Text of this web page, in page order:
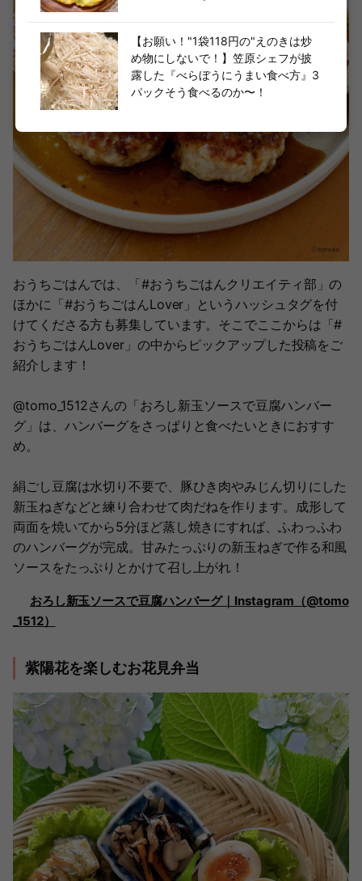
おうちごはんでは、「#おうちごはんクリエイティ部」の
ほかに「#おうちごはんLover」というハッシュタグを付
けてくださる方も募集しています。そこでここからは「#
おうちごはんLover」の中からピックアップした投稿をご
紹介します！
@tomo_1512さんの「おろし新玉ソースで豆腐ハンバー
グ」は、ハンバーグをさっぱりと食べたいときにおすす
め。
絹ごし豆腐は水切り不要で、豚ひき肉やみじん切りにした
新玉ねぎなどと練り合わせて肉だねを作ります。成形して
両面を焼いてから5分ほど蒸し焼きにすれば、ふわっふわ
のハンバーグが完成。甘みたっぷりの新玉ねぎで作る和風
ソースをたっぷりとかけて召し上がれ！
おろし新玉ソースで豆腐ハンバーグ｜Instagram（@tomo
_1512）
紫陽花を楽しむお花見弁当
【お願い！"1袋118円の"えのきは炒
め物にしないで！】笠原シェフが披
露した『べらぼうにうまい食べ方』3
パックそう食べるのか〜！